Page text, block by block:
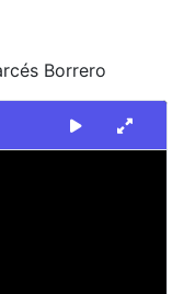
Borrero